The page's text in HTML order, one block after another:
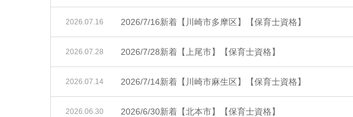
2026/7/16新着【川崎市多摩区】【保育士資格】
2026.07.16
2026/7/28新着【上尾市】【保育士資格】
2026.07.28
2026/7/14新着【川崎市麻生区】【保育士資格】
2026.07.14
2026/6/30新着【北本市】【保育士資格】
2026.06.30